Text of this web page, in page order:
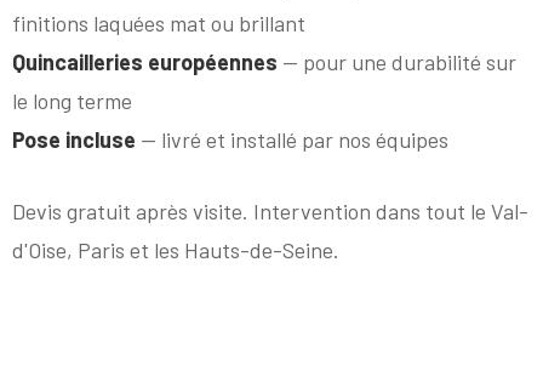
finitions laquées mat ou brillant
Quincailleries européennes — pour une durabilité sur
le long terme
Pose incluse — livré et installé par nos équipes
Devis gratuit après visite. Intervention dans tout le Val-
d'Oise, Paris et les Hauts-de-Seine.